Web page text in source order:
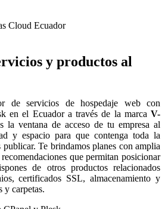
y productos al
de servicios de hospedaje web con
en el Ecuador a través de la marca V-
la ventana de acceso de tu empresa al
y espacio para que contenga toda la
Te brindamos planes con amplia
que permitan posicionar
de otros productos relacionados
certificados SSL, almacenamiento y
y carpetas.